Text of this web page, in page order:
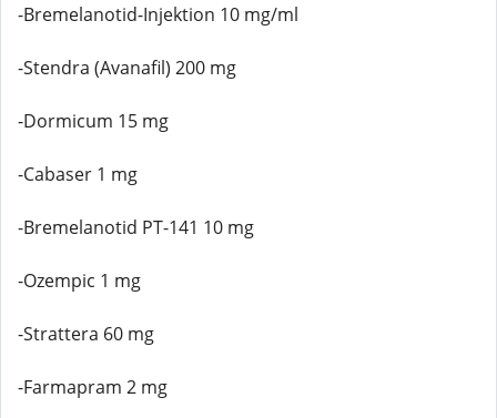
-Bremelanotid-Injektion 10 mg/ml
-Stendra (Avanafil) 200 mg
-Dormicum 15 mg
-Cabaser 1 mg
-Bremelanotid PT-141 10 mg
-Ozempic 1 mg
-Strattera 60 mg
-Farmapram 2 mg